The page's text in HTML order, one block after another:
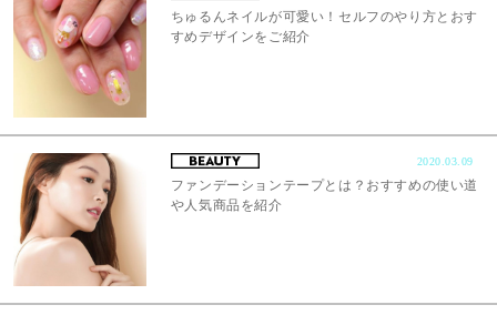
ちゅるんネイルが可愛い！セルフのやり方とおす
すめデザインをご紹介
2020.03.09
ファンデーションテープとは？おすすめの使い道
や人気商品を紹介